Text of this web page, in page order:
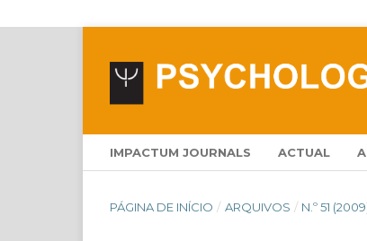
IMPACTUM JOURNALS ACTUAL
PÁGINA DE INÍCIO / ARQUIVOS / N.º 51